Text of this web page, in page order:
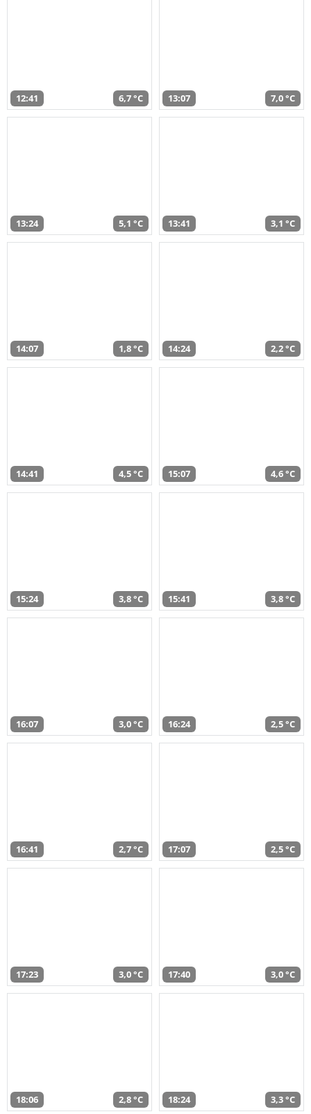
12:41 6,7 °C 13:07 7,0 °C
13:24 5,1 °C 13:41 3,1 °C
14:07 1,8 °C 14:24 2,2 °C
14:41 4,5 °C 15:07 4,6 °C
15:24 3,8 °C 15:41 3,8 °C
16:07 3,0 °C 16:24 2,5 °C
16:41 2,7 °C 17:07 2,5 °C
17:23 3,0 °C 17:40 3,0 °C
18:06 2,8 °C 18:24 3,3 °C